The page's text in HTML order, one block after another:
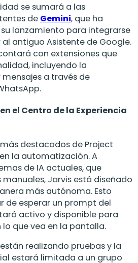
se sumará a las
de Gemini, que ha
lanzamiento para integrarse
antiguo Asistente de Google.
con extensiones que
incluyendo la
a través de
el Centro de la Experiencia
destacados de Project
la automatización. A
de IA actuales, que
Jarvis está diseñado
más autónoma. Esto
de esperar un prompt del
activo y disponible para
que vea en la pantalla.
realizando pruebas y la
estará limitada a un grupo